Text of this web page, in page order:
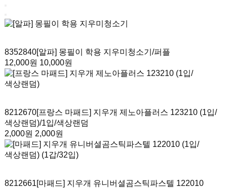
8352840[알파] 몽필이 학용 지우미청소기 /퍼플
12,000원 10,000원
8212670[프랑스 마패드] 지우개 제노아플러스 123210 (1입/
색상랜덤)/1입/색상랜덤
2,000원 2,000원
8212661[마패드] 지우개 유니버셜곰스틱파스텔 122010